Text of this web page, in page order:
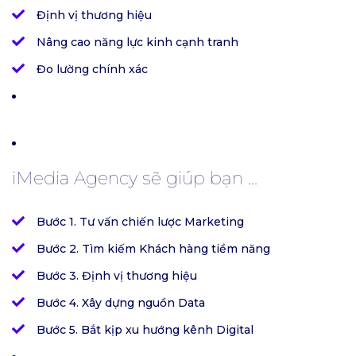
Định vị thương hiệu
Nâng cao năng lực kinh cạnh tranh
Đo lường chính xác
iMedia Agency sẽ giúp bạn ...
Bước 1. Tư vấn chiến lược Marketing
Bước 2. Tìm kiếm Khách hàng tiềm năng
Bước 3. Định vị thương hiệu
Bước 4. Xây dựng nguồn Data
Bước 5. Bắt kịp xu hướng kênh Digital